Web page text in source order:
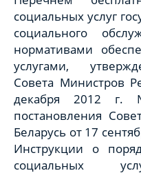
социальных услуг
социального
нормативами
услугами,
Совета Министров
декабря 2012
постановления
Беларусь от 17
Инструкции о
социальных